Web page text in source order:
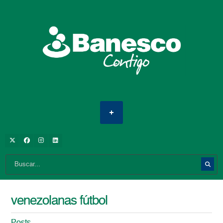
venezolanas fútbol